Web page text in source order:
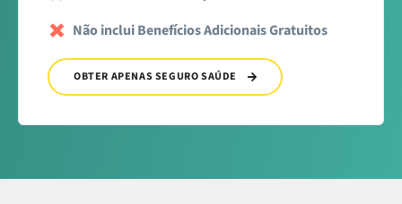
Não inclui Benefícios Adicionais Gratuitos
OBTER APENAS SEGURO SAÚDE